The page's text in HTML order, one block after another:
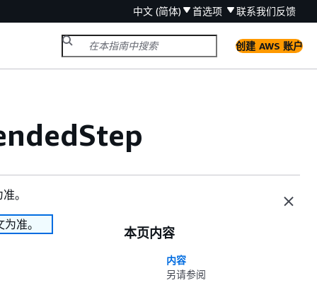
中文 (简体) 首选项 联系我们反馈
创建 AWS 账户
。
准。
本页内容
内容
另请参阅